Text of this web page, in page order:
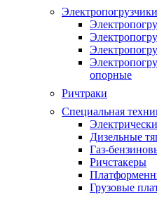
Электропогрузчики
опорные
Ричтраки
Специальная
Дизельные
Газ-
Ричстакеры
Грузовые